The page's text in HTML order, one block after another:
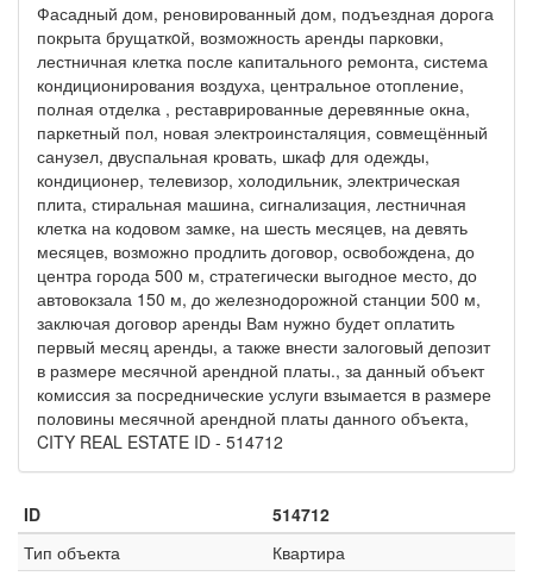
Фасадный дом, реновированный дом, подъездная дорога
покрыта брущаткoй, возможность аренды парковки,
лестничная клетка после капитального ремонта, система
кондиционирования воздуха, центральное отопление,
полная отделка , реставрированные деревянные окна,
паркетный пол, новая электроинсталяция, совмещённый
санузел, двуспальная кровать, шкаф для одежды,
кондиционер, телевизор, холодильник, электрическая
плита, стиральная машина, сигнализация, лестничная
клетка на кодовом замке, на шесть месяцев, на девять
месяцев, возможно продлить договор, освобождена, до
центра города 500 м, стратегически выгодное место, до
автовокзала 150 м, до железнодорожной станции 500 м,
заключая договор аренды Вам нужно будет оплатить
первый месяц аренды, а также внести залоговый депозит
в размере месячной арендной платы., за данный объект
комиссия за посреднические услуги взымается в размере
половины месячной арендной платы данного объекта,
CITY REAL ESTATE ID - 514712
ID
514712
Тип объекта
Квартира